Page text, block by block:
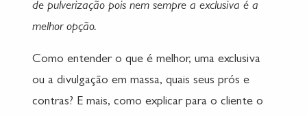
de pulverização pois nem sempre a exclusiva é a
melhor opção.
Como entender o que é melhor, uma exclusiva
ou a divulgação em massa, quais seus prós e
contras? E mais, como explicar para o cliente o